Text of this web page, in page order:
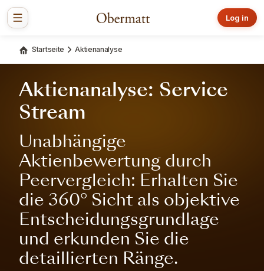
Log in
Startseite Aktienanalyse
Aktienanalyse: Service
Stream
Unabhängige
Aktienbewertung durch
Peervergleich: Erhalten Sie
die 360° Sicht als objektive
Entscheidungsgrundlage
und erkunden Sie die
detaillierten Ränge.